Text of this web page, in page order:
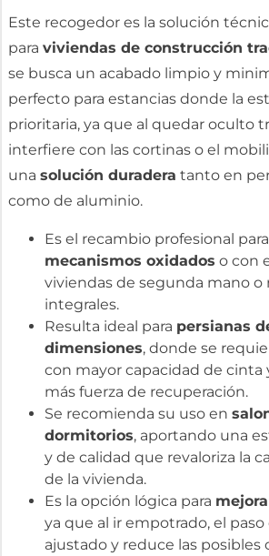
Este recogedor es la solución
paraviviendas de construcción
se busca un acabado limpio y
perfecto para estancias donde la
prioritaria, ya que al quedar oculto
interfiere con las cortinas o el
unasolución duradera tanto en
como de aluminio.
Es el recambio profesional
mecanismos oxidados o con
viviendas de segunda mano o
integrales.
Resulta ideal para persianas
dimensiones, donde se
con mayor capacidad de cinta
más fuerza de recuperación.
Se recomienda su uso en
dormitorios, aportando una
y de calidad que revaloriza la
de la vivienda.
Es la opción lógica para
ya que al ir empotrado, el
ajustado y reduce las posibles